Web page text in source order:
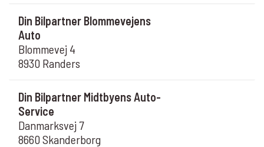
Din Bilpartner Blommevejens
Auto
Blommevej 4
8930 Randers
Din Bilpartner Midtbyens Auto-
Service
Danmarksvej 7
8660 Skanderborg